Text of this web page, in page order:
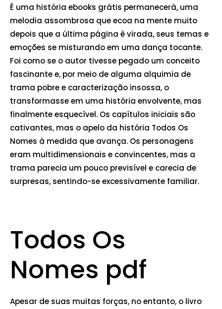
É uma história ebooks grátis permanecerá, uma
melodia assombrosa que ecoa na mente muito
depois que a última página é virada, seus temas e
emoções se misturando em uma dança tocante.
Foi como se o autor tivesse pegado um conceito
fascinante e, por meio de alguma alquimia de
trama pobre e caracterização insossa, o
transformasse em uma história envolvente, mas
finalmente esquecível. Os capítulos iniciais são
cativantes, mas o apelo da história Todos Os
Nomes à medida que avança. Os personagens
eram multidimensionais e convincentes, mas a
trama parecia um pouco previsível e carecia de
surpresas, sentindo-se excessivamente familiar.
Todos Os
Nomes pdf
Apesar de suas muitas forças, no entanto, o livro